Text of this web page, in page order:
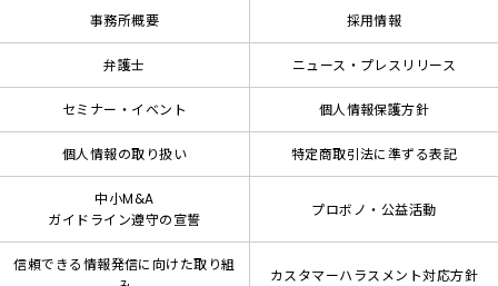
事務所概要 採用情報
弁護士 ニュース・プレスリリース
セミナー・イベント 個人情報保護方針
個人情報の取り扱い 特定商取引法に準ずる表記
中小M&A
ガイドライン遵守の宣誓
プロボノ・公益活動
信頼できる情報発信に向けた取り組
カスタマーハラスメント対応方針